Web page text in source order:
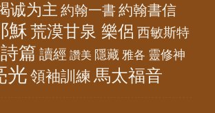
诚为主 約翰一書 約翰書信
穌荒漠甘泉 樂侶 西敏斯特
詩篇 讀經 讚美 隱藏 雅各 靈修神
光 領袖訓練 馬太福音